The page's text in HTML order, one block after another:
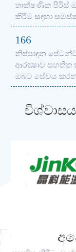
තාක්ෂණික පිරිස්
කිරීම සඳහා
166
නිෂ්පාදන
ආරක්‍ෂාව සහතික
ඔබට සේවය
විශ්වාසය